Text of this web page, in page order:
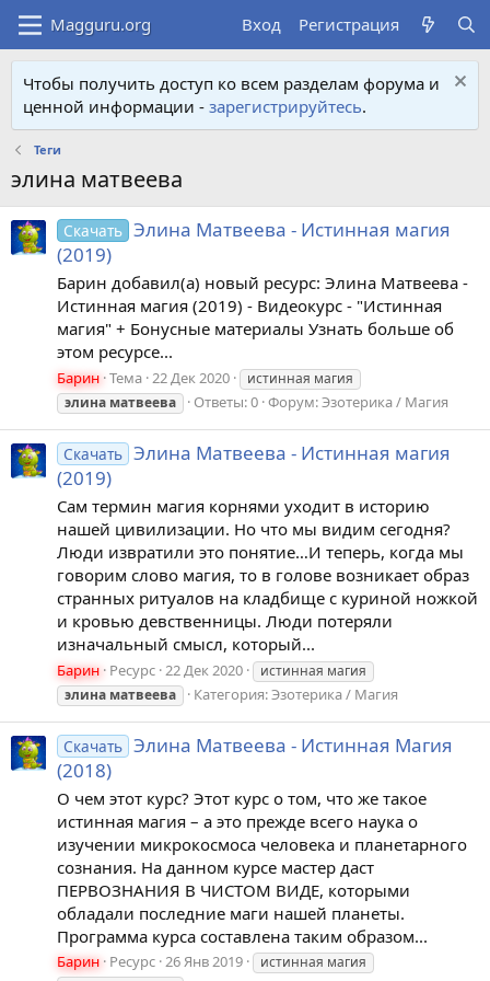
Вход Регистрация
Чтобы получить доступ ко всем разделам форума и
ценной информации - зарегистрируйтесь.
Теги
элина матвеева
Скачать Элина Матвеева - Истинная магия
(2019)
Барин добавил(а) новый ресурс: Элина Матвеева -
Истинная магия (2019) - Видеокурс - "Истинная
магия" + Бонусные материалы Узнать больше об
этом ресурсе...
Барин Тема 22 Дек 2020
истинная магия
элина матвеева Ответы: 0 Форум:Эзотерика / Магия
Скачать Элина Матвеева - Истинная магия
(2019)
Сам термин магия корнями уходит в историю
нашей цивилизации. Но что мы видим сегодня?
Люди извратили это понятие…И теперь, когда мы
говорим слово магия, то в голове возникает образ
странных ритуалов на кладбище с куриной ножкой
и кровью девственницы. Люди потеряли
изначальный смысл, который...
Барин Ресурс 22 Дек 2020
истинная магия
элина матвеева Категория:Эзотерика / Магия
Скачать Элина Матвеева - Истинная Магия
(2018)
О чем этот курс? Этот курс о том, что же такое
истинная магия – а это прежде всего наука о
изучении микрокосмоса человека и планетарного
сознания. На данном курсе мастер даст
ПЕРВОЗНАНИЯ В ЧИСТОМ ВИДЕ, которыми
обладали последние маги нашей планеты.
Программа курса составлена таким образом...
Барин Ресурс 26 Янв 2019
истинная магия